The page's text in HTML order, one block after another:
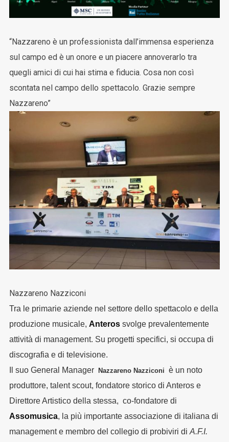
“Nazzareno è un professionista dall’immensa esperienza
sul campo ed è un onore e un piacere annoverarlo tra
quegli amici di cui hai stima e fiducia. Cosa non così
scontata nel campo dello spettacolo. Grazie sempre
Nazzareno”
Nazzareno Nazziconi
Tra le primarie aziende nel settore dello spettacolo e della
produzione musicale, Anterossvolge prevalentemente
attività di management. Su progetti specifici, si occupa di
discografia e di televisione.
Il suo General Manager
Nazzareno Nazziconi è un noto
produttore, talent scout, fondatore storico di Anteros e
Direttore Artistico della stessa, co-fondatore di
Assomusica, la più importante associazione di italiana di
management e membro del collegio di probiviri di A.F.I.